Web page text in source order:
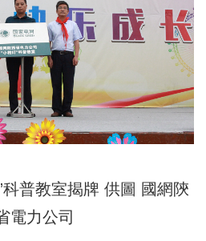
科普教室揭牌 供圖 國網陝
電力公司